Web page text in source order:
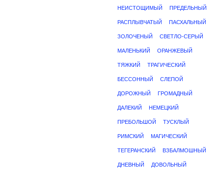
НЕИСТОЩИМЫЙ ПРЕДЕЛЬНЫЙ
РАСПЛЫВЧАТЫЙ ПАСХАЛЬНЫЙ
ЗОЛОЧЕНЫЙ СВЕТЛО-СЕРЫЙ
МАЛЕНЬКИЙ ОРАНЖЕВЫЙ
ТЯЖКИЙ ТРАГИЧЕСКИЙ
БЕССОННЫЙ СЛЕПОЙ
ДОРОЖНЫЙ ГРОМАДНЫЙ
ДАЛЕКИЙ НЕМЕЦКИЙ
ПРЕБОЛЬШОЙ ТУСКЛЫЙ
РИМСКИЙ МАГИЧЕСКИЙ
ТЕГЕРАНСКИЙ ВЗБАЛМОШНЫЙ
ДНЕВНЫЙ ДОВОЛЬНЫЙ